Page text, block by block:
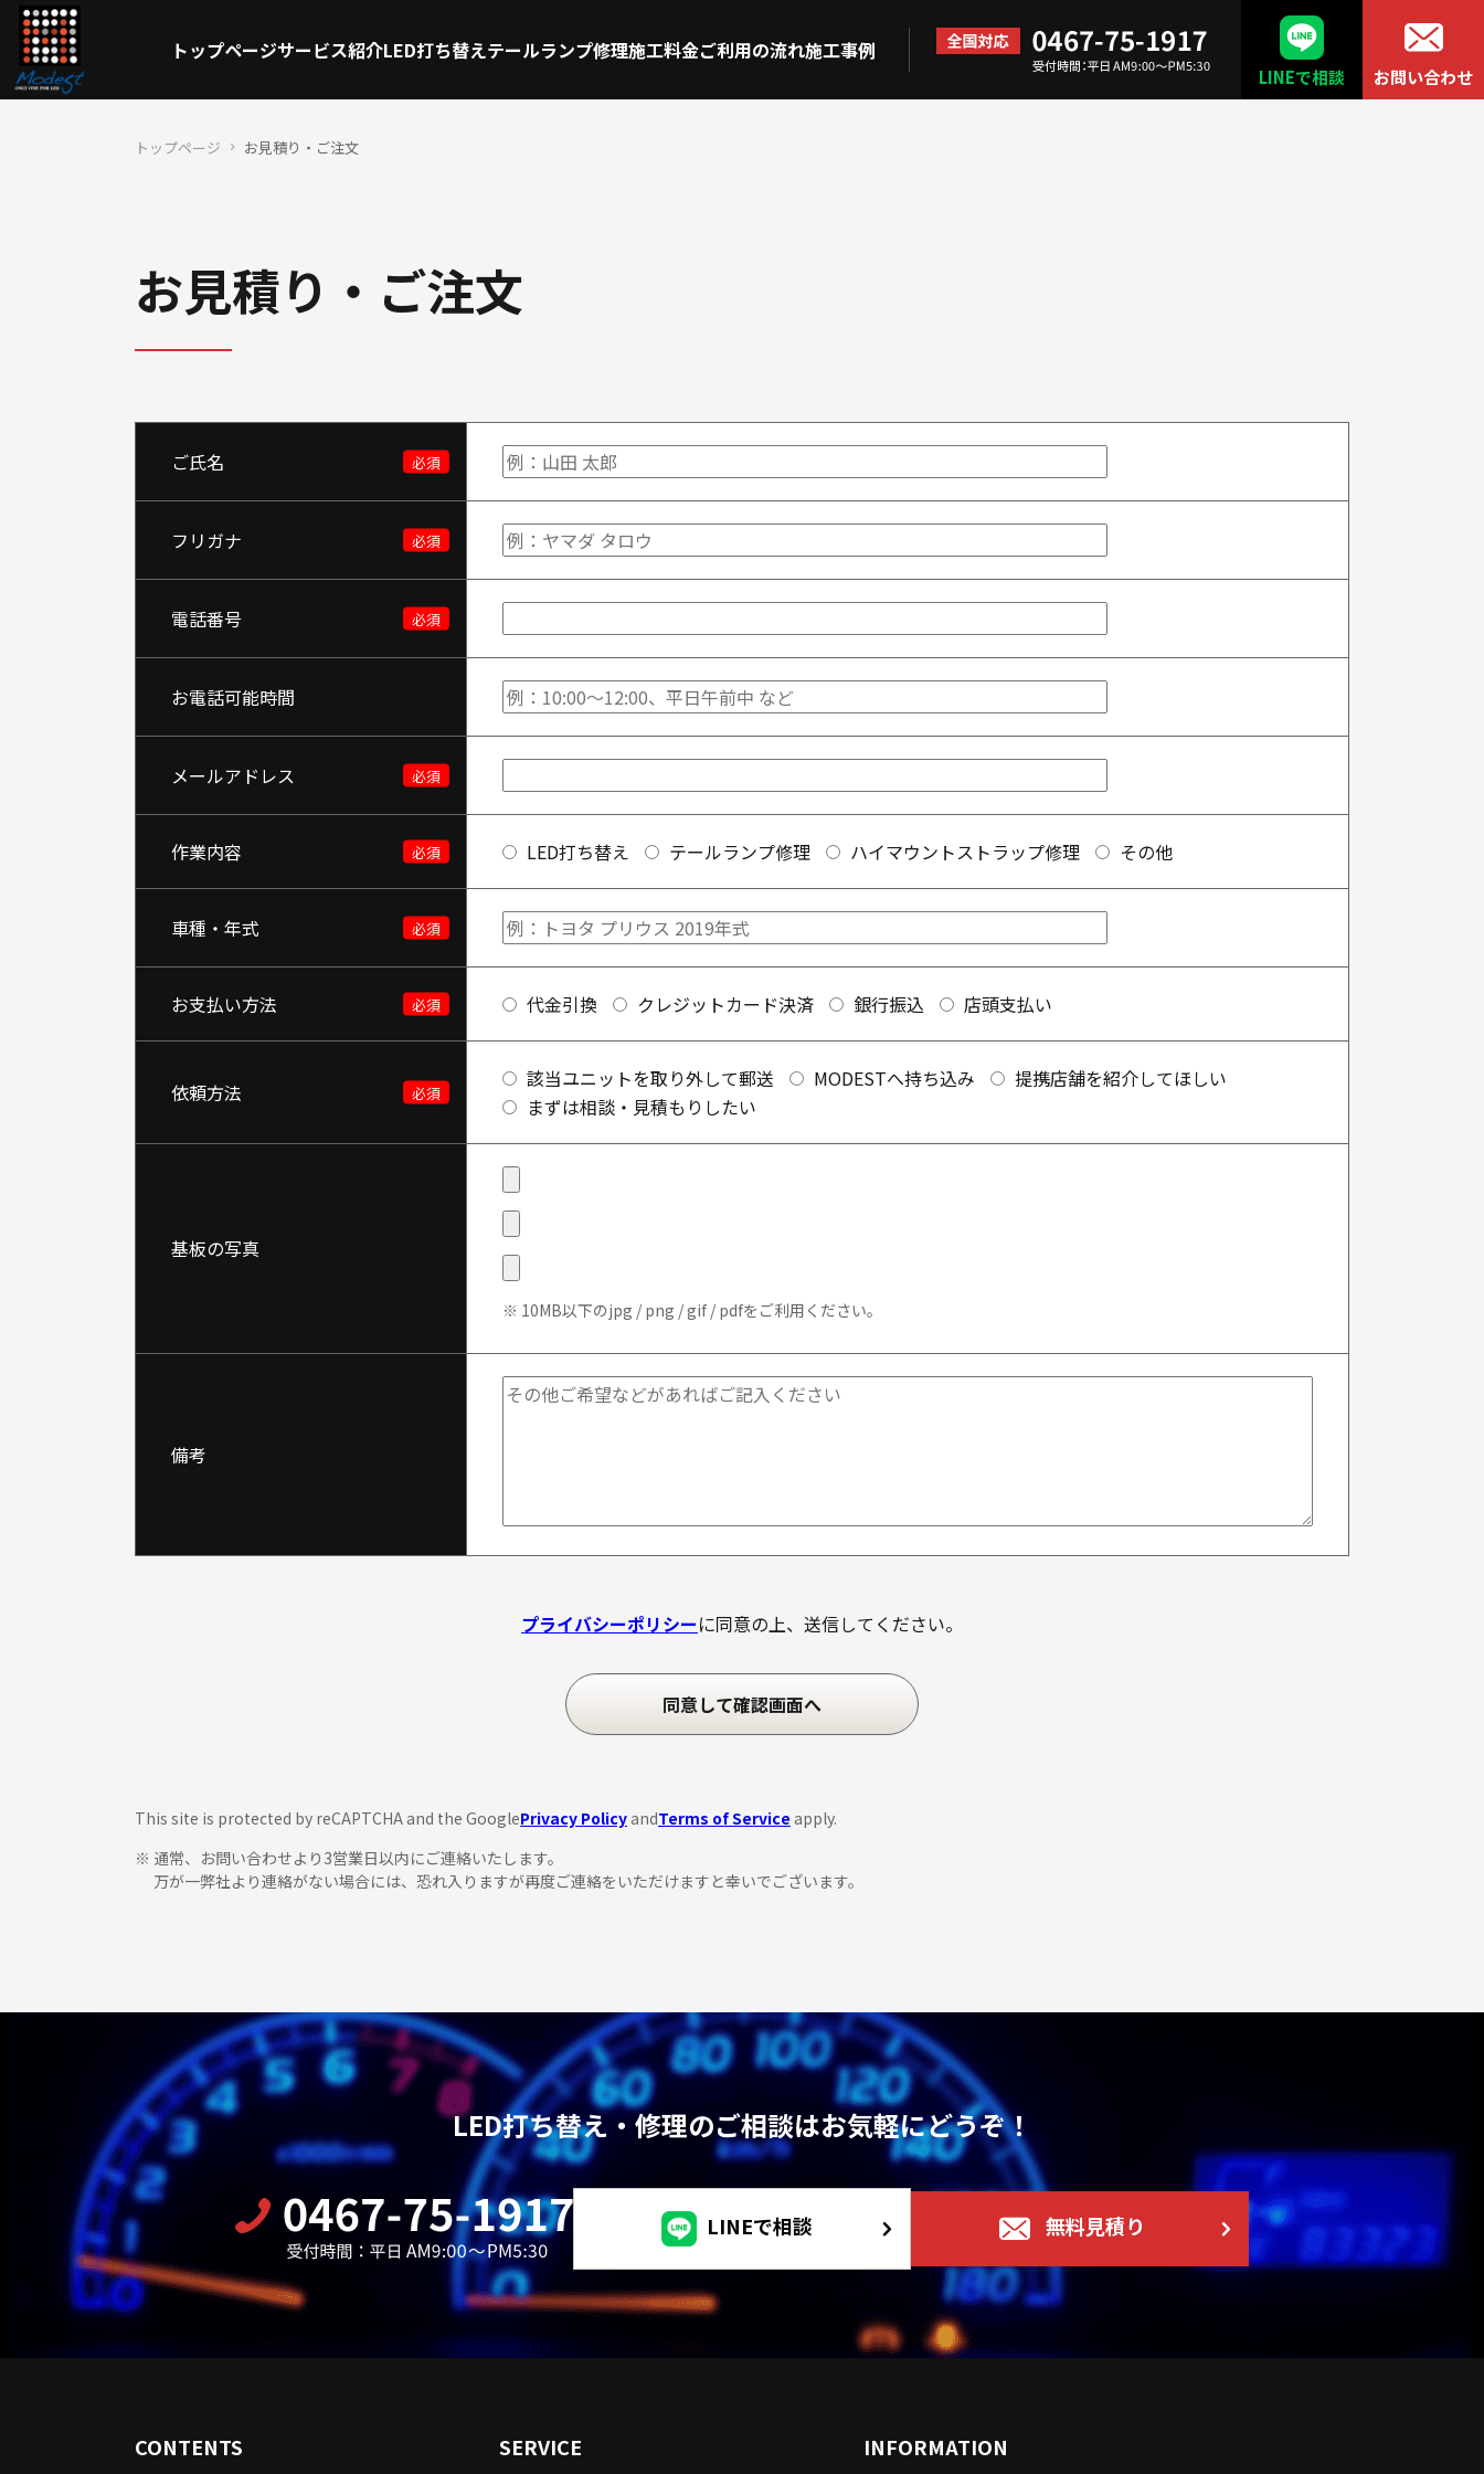
トップページサービス紹介LED打ち替えテールランプ修理施工料金ご利用の流れ施工事例
LINEで相談 お問い合わせ
トップページ お見積り・ご注文
お見積り・ご注文
ご氏名
フリガナ
電話番号
お電話可能時間
メールアドレス
作業内容 LED打ち替え テールランプ修理 ハイマウントストラップ修理 その他
車種・年式
お支払い方法 代金引換 クレジットカード決済 銀行振込 店頭支払い
依頼方法
該当ユニットを取り外して郵送 MODESTへ持ち込み
提携店舗を紹介してほしい
まずは相談・見積もりしたい
基板の写真
10MB以下のjpg / png / gif / pdfをご利用ください。
備考
プライバシーポリシーに同意の上、送信してください。
This site is protected by reCAPTCHA and the GooglePrivacy PolicyandTerms of Service apply.
通常、お問い合わせより3営業日以内にご連絡いたします。
万が一弊社より連絡がない場合には、恐れ入りますが再度ご連絡をいただけますと幸いでございます。
LED打ち替え・修理のご相談はお気軽にどうぞ！
LINEで相談 無料見積り
CONTENTS SERVICE INFORMATION